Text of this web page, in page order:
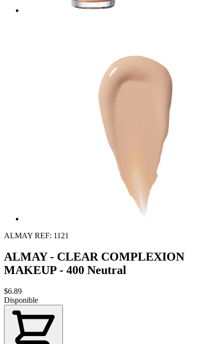
ALMAY REF: 1121
ALMAY - CLEAR COMPLEXION
MAKEUP - 400 Neutral
$6.89
Disponible